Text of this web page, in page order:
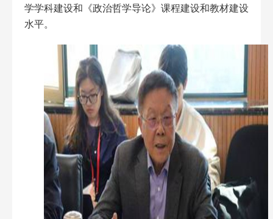
学学科建设和《政治哲学导论》课程建设和教材建设
水平。